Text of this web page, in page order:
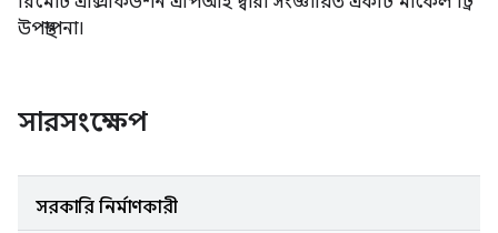
উপস্থাপনা।
সারসংক্ষেপ
সরকারি নির্মাণকারী